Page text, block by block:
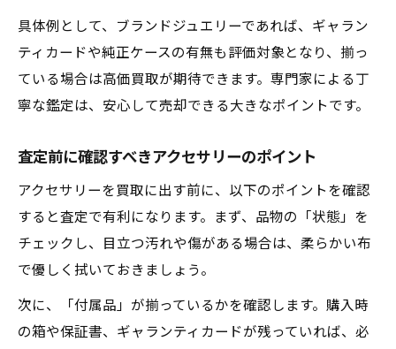
具体例として、ブランドジュエリーであれば、ギャラン
ティカードや純正ケースの有無も評価対象となり、揃っ
ている場合は高価買取が期待できます。専門家による丁
寧な鑑定は、安心して売却できる大きなポイントです。
査定前に確認すべきアクセサリーのポイント
アクセサリーを買取に出す前に、以下のポイントを確認
すると査定で有利になります。まず、品物の「状態」を
チェックし、目立つ汚れや傷がある場合は、柔らかい布
で優しく拭いておきましょう。
次に、「付属品」が揃っているかを確認します。購入時
の箱や保証書、ギャランティカードが残っていれば、必